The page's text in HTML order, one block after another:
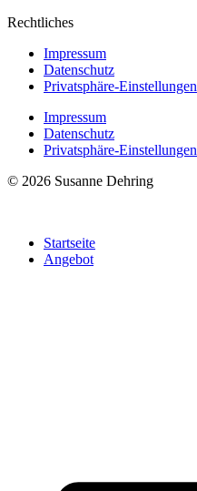
Rechtliches
Impressum
Datenschutz
Privatsphäre-Einstellungen
Impressum
Datenschutz
Privatsphäre-Einstellungen
© 2026 Susanne Dehring
Startseite
Angebot